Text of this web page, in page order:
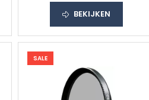
BEKIJKEN
SALE